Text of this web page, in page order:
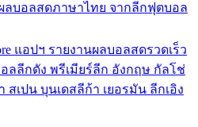
ผลบอลสดภาษาไทย จากลีกฟุตบอล
แอปฯ รายงานผลบอลสดรวดเร็ว
ลลีกดัง พรีเมียร์ลีก อังกฤษ กัลโช่
สเปน บุนเดสลีก้า เยอรมัน ลีกเอิง